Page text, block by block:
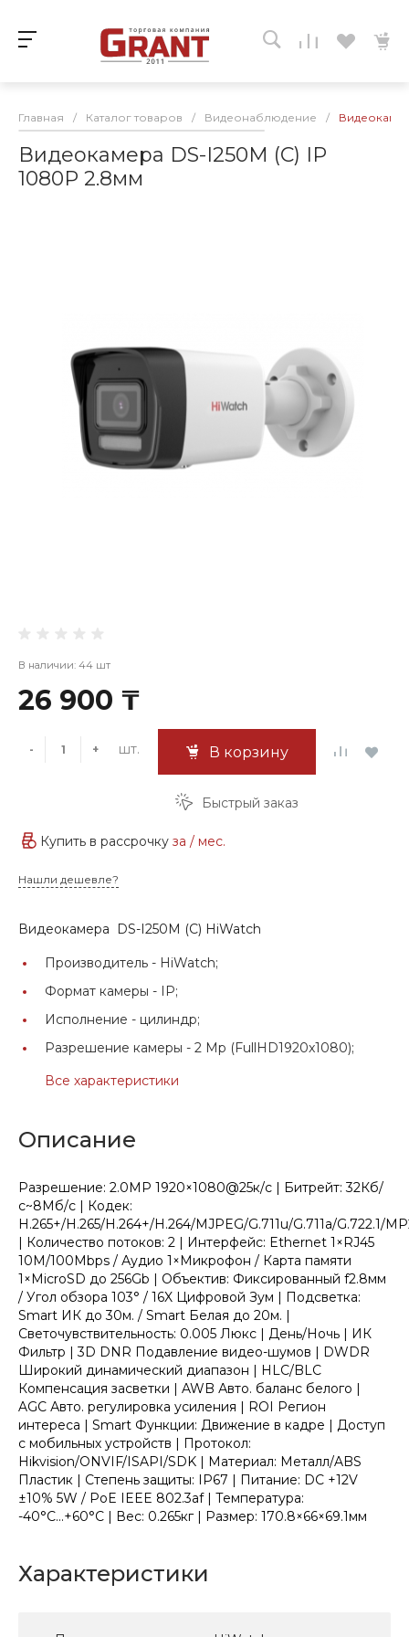
Главная / Каталог товаров / Видеонаблюдение /
Видеокамера DS-I250M (С) IP
1080P 2.8мм
В наличии: 44 шт
26 900 ₸
- + шт. В корзину
Быстрый заказ
Купить в рассрочку за / мес.
Нашли дешевле?
Видеокамера DS-I250M (С) HiWatch
Производитель - HiWatch;
Формат камеры - IP;
Исполнение - цилиндр;
Разрешение камеры - 2 Mp (FullHD1920x1080);
Все характеристики
Описание
Разрешение: 2.0МР 1920×1080@25к/с | Битрейт: 32Кб/
с~8Мб/с | Кодек:
H.265+/H.265/H.264+/H.264/MJPEG/G.711u/G.711a/G.722.1/
| Количество потоков: 2 | Интерфейс: Ethernet 1×RJ45
10M/100Mbps / Аудио 1×Микрофон / Карта памяти
1×MicroSD до 256Gb | Объектив: Фиксированный f2.8мм
/ Угол обзора 103° / 16X Цифровой Зум | Подсветка:
Smart ИК до 30м. / Smart Белая до 20м. |
Светочувствительность: 0.005 Люкс | День/Ночь | ИК
Фильтр | 3D DNR Подавление видео-шумов | DWDR
Широкий динамический диапазон | HLC/BLC
Компенсация засветки | AWB Авто. баланс белого |
AGC Авто. регулировка усиления | ROI Регион
интереса | Smart Функции: Движение в кадре | Доступ
с мобильных устройств | Протокол:
Hikvision/ONVIF/ISAPI/SDK | Материал: Металл/ABS
Пластик | Степень защиты: IP67 | Питание: DC +12V
±10% 5W / PoE IEEE 802.3af | Температура:
-40°C...+60°C | Вес: 0.265кг | Размер: 170.8×66×69.1мм
Характеристики